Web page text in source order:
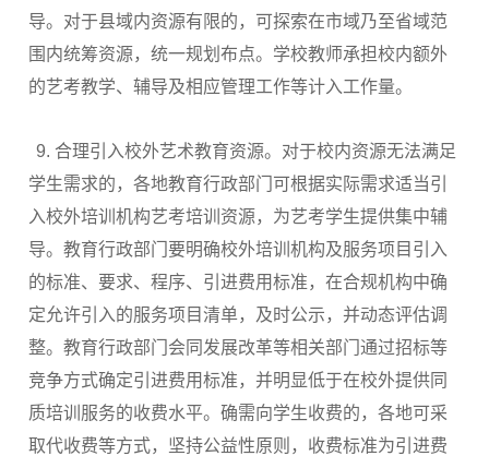
导。对于县域内资源有限的，可探索在市域乃至省域范
围内统筹资源，统一规划布点。学校教师承担校内额外
的艺考教学、辅导及相应管理工作等计入工作量。
9. 合理引入校外艺术教育资源。对于校内资源无法满足
学生需求的，各地教育行政部门可根据实际需求适当引
入校外培训机构艺考培训资源，为艺考学生提供集中辅
导。教育行政部门要明确校外培训机构及服务项目引入
的标准、要求、程序、引进费用标准，在合规机构中确
定允许引入的服务项目清单，及时公示，并动态评估调
整。教育行政部门会同发展改革等相关部门通过招标等
竞争方式确定引进费用标准，并明显低于在校外提供同
质培训服务的收费水平。确需向学生收费的，各地可采
取代收费等方式，坚持公益性原则，收费标准为引进费